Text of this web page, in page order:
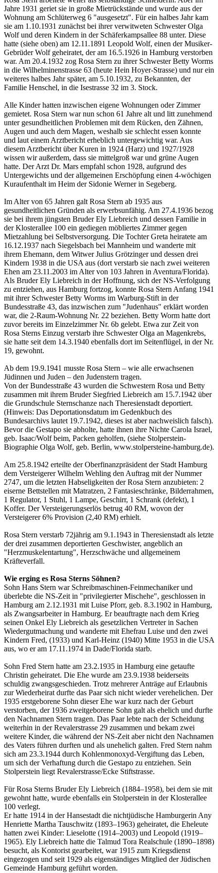
Jahre 1931 geriet sie in große Mietrückstände und wurde aus der
Wohnung am Schlüterweg 6 "ausgesetzt". Für ein halbes Jahr kam
sie am 1.10.1931 zunächst bei ihrer verwitweten Schwester Olga
Wolf und deren Kindern in der Schäferkampsallee 88 unter. Diese
hatte (siehe oben) am 12.11.1891 Leopold Wolf, einen der Musiker-
Gebrüder Wolf geheiratet, der am 16.5.1926 in Hamburg verstorben
war. Am 20.4.1932 zog Rosa Stern zu ihrer Schwester Betty Worms
in die Wilhelminenstrasse 63 (heute Hein Hoyer-Strasse) und nur ein
weiteres halbes Jahr später, am 5.10.1932, zu Bekannten, der
Familie Henschel, in die Isestrasse 32 im 3. Stock.
Alle Kinder hatten inzwischen eigene Wohnungen oder Zimmer
gemietet. Rosa Stern war nun schon 61 Jahre alt und litt zunehmend
unter gesundheitlichen Problemen mit dem Rücken, den Zähnen,
Augen und auch dem Magen, weshalb sie schlecht essen konnte
und laut einem Arztbericht erheblich untergewichtig war. Aus
diesem Arztbericht über Kuren in 1924 (Harz) und 1927/1928
wissen wir außerdem, dass sie mittelgroß war und grüne Augen
hatte. Der Arzt Dr. Mars empfahl schon 1928, aufgrund des
Untergewichts und der allgemeinen Erschöpfung einen 4-wöchigen
Kuraufenthalt im Heim der Sidonie Werner in Segeberg.
Im Alter von 65 Jahren galt Rosa Stern ab 1935 aus
gesundheitlichen Gründen als erwerbsunfähig. Am 27.4.1936 bezog
sie bei ihrem jüngsten Bruder Ely Liebreich und dessen Familie in
der Klosterallee 100 ein gediegen möbliertes Zimmer gegen
Mietzahlung bei Selbstversorgung. Die Tochter Greta heiratete am
16.12.1937 nach Siegelsbach bei Mannheim und wanderte mit
ihrem Ehemann, dem Witwer Julius Grötzinger und dessen drei
Kindern 1938 in die USA aus (dort verstarb sie nach zwei weiteren
Ehen am 23.11.2003 im Alter von 103 Jahren in Aventura/Florida).
Als Bruder Ely Liebreich in der Hoffnung, sich der NS-Verfolgung
zu entziehen, aus Hamburg fortzog, konnte Rosa Stern Anfang 1941
mit ihrer Schwester Betty Worms im Warburg-Stift in der
Bundesstraße 43, das inzwischen zum "Judenhaus" erklärt worden
war, die 2-Raum-Wohnung Nr. 22 beziehen. Betty Worm hatte dort
zuvor bereits im Einzelzimmer Nr. 6b gelebt. Etwa zur Zeit von
Rosa Sterns Einzug verstarb ihre Schwester Olga an Magenkrebs,
sie hatte seit dem 14.3.1940 ebenfalls dort im Seitenflügel, in der Nr.
19, gewohnt.
Ab dem 19.9.1941 musste Rosa Stern – wie alle erwachsenen
Jüdinnen und Juden – den Judenstern tragen.
Von der Bundesstraße 43 wurden die Schwestern Rosa und Betty
zusammen mit ihrem Bruder Siegfried Liebreich am 15.7.1942 über
die Grundschule Sternschanze nach Theresienstadt deportiert.
(Hinweis: Das Deportationsdatum im Gedenkbuch des
Bundesarchivs lautet 19.7.1942, dieses ist aber nachweislich falsch).
Bevor die Gestapo sie abholte, hatte ihnen ihre Nichte Carola Israel,
geb. Isaac/Wolf beim, Packen geholfen, (siehe Stolperstein-
Biographie Olga Wolf, geb. Berlin, www.stolpersteine-hamburg.de).
Am 25.8.1942 erteilte der Oberfinanzpräsident der Stadt Hamburg
dem Versteigerer Wilhelm Wehling den Auftrag mit der Nummer
2747, um die letzten Habseligkeiten der Rosa Stern anzubieten: 2
eiserne Bettstellen mit Matratzen, 2 Fantasieschränke, Bilderrahmen,
1 Regulator, 1 Stuhl, 1 Lampe, Geschirr, 1 Schrank (defekt), 1
Koffer. Der Versteigerungserlös betrug 40 RM, wovon der
Versteigerer 6% Provision (2,40 RM) erhielt.
Rosa Stern verstarb 72jährig am 9.1.1943 in Theresienstadt als letzte
der drei zusammen deportierten Geschwister, angeblich an
"Herzmuskelentartung", Herzschwäche und allgemeinem
Kräfteverfall.
Wie erging es Rosa Sterns Söhnen?
Sohn Hans Stern war Schreibmaschinen-Feinmechaniker und
überlebte die NS-Zeit in "privilegierter Mischehe", geschlossen in
Hamburg am 2.12.1931 mit Luise Pforr, geb. 8.3.1902 in Hamburg,
als Zwangsarbeiter in Hamburg. Er beauftragte nach dem Krieg
seinen Onkel Ely Liebreich als gesetzlichen Vertreter in Sachen
Wiedergutmachung und wanderte mit Ehefrau Luise und den zwei
Kindern Fred, (1933) und Karl-Heinz (1940) Mitte 1953 in die USA
aus, wo er am 17.11.1974 in Dade/Florida starb.
Sohn Fred Stern hatte am 23.2.1935 in Hamburg eine getaufte
Christin geheiratet. Die Ehe wurde am 23.9.1938 beiderseits
schuldig zwangsgeschieden. Trotz mehrerer Anträge auf Erlaubnis
zur Wiederheirat durfte das Paar sich nicht wieder verehelichen. Der
1935 erstgeborene Sohn dieser Ehe war kurz nach der Geburt
verstorben, der 1936 zweitgeborene Sohn galt als ehelich und durfte
den Nachnamen Stern tragen. Das Paar lebte nach der Scheidung
weiterhin in der Revalerstrasse 29 zusammen und bekam zwei
weitere Kinder, die während der NS-Zeit aber nicht den Nachnamen
des Vaters führen durften und als unehelich galten. Fred Stern nahm
sich am 23.3.1944 durch Kohlenmonoxyd-Vergiftung das Leben,
um sich der Verhaftung durch die Gestapo zu entziehen. Sein
Stolperstein liegt Revalerstrasse/Ecke Stiftstrasse.
Für Rosa Sterns Bruder Ely Liebreich (1884–1958), bei dem sie mit
gewohnt hatte, wurde ebenfalls ein Stolperstein in der Klosterallee
100 verlegt.
Er hatte 1914 in der Hansestadt die nichtjüdische Hamburgerin Any
Henriette Martha Tauschwitz (1893–1963) geheiratet, die Eheleute
hatten zwei Kinder: Lieselotte (1914–2003) und Leopold (1919–
1965). Ely Liebreich hatte die Talmud Tora Realschule (1890–1898)
besucht, als Kontorist gearbeitet, war 1915 zum Kriegsdienst
eingezogen und seit 1929 als eigenständiges Mitglied der Jüdischen
Gemeinde Hamburg geführt worden.